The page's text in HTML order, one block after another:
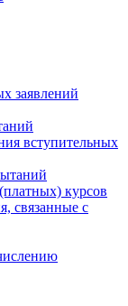
заявлений
вступительных
курсов
связанные с